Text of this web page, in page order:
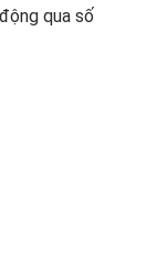
qua số